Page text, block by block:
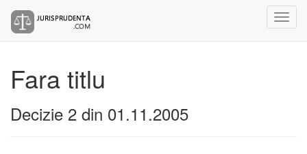
Fara titlu
Decizie 2 din 01.11.2005